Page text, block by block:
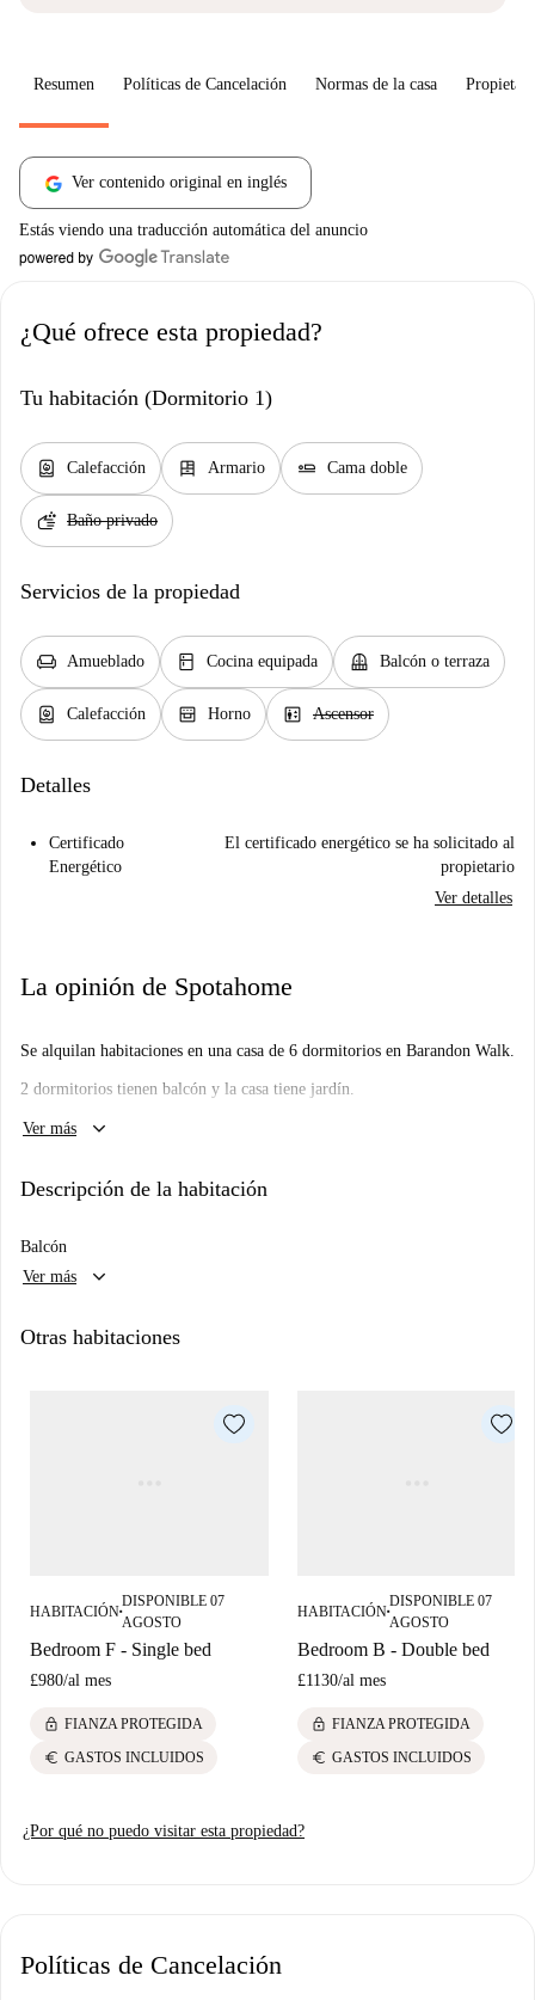
Resumen Políticas de Cancelación Normas de la casa
Ver contenido original en inglés
Estás viendo una traducción automática del anuncio
¿Qué ofrece esta propiedad?
Tu habitación (Dormitorio 1)
water_heater Calefacción dresser Armario airline_seat_flat Cama doble
soap Baño privado
Servicios de la propiedad
chair Amueblado kitchen Cocina equipada balcony Balcón o terraza
water_heater Calefacción oven_gen Horno elevator Ascensor
Detalles
Certificado
Energético
El certificado energético se ha solicitado al
propietario
Ver detalles
La opinión de Spotahome
Se alquilan habitaciones en una casa de 6 dormitorios en Barandon Walk.
2 dormitorios tienen balcón y la casa tiene jardín.
Importante: - No hemos visitado este lugar... todavía. Enviamos
vuelve pronto para una visita guiada y fotos en 360° y HD.
Ver más keyboard_arrow_down
Descripción de la habitación
Balcón
Ver más
keyboard_arrow_down
Otras habitaciones
HABITACIÓN■
DISPONIBLE 07
AGOSTO
Bedroom F - Single bed
£980/al mes
lock FIANZA PROTEGIDA
euro GASTOS INCLUIDOS
HABITACIÓN■
DISPONIBLE 07
AGOSTO
Bedroom B - Double bed
£1130/al mes
lock FIANZA PROTEGIDA
euro GASTOS INCLUIDOS
¿Por qué no puedo visitar esta propiedad?
Políticas de Cancelación